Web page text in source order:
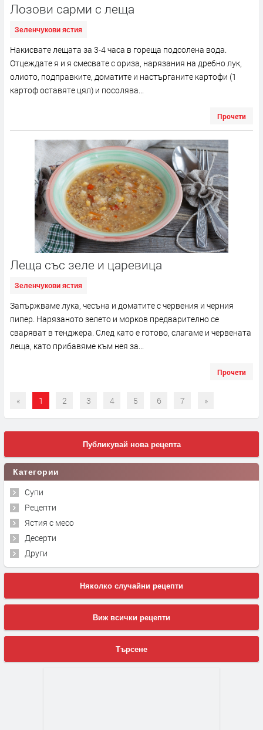
Лозови сарми с леща
Зеленчукови ястия
Накисвате лещата за 3-4 часа в гореща подсолена вода.
Отцеждате я и я смесвате с ориза, нарязания на дребно лук,
олиото, подправките, доматите и настърганите картофи (1
картоф оставяте цял) и посолява...
Прочети
Леща със зеле и царевица
Зеленчукови ястия
Запържваме лука, чесъна и доматите с червения и черния
пипер. Нарязаното зелето и морков предварително се
сваряват в тенджера. След като е готово, слагаме и червената
леща, като прибавяме към нея за...
Прочети
« 1 2 3 4 5 6 7 »
Публикувай нова рецепта
Категории
Супи
Рецепти
Ястия с месо
Десерти
Други
Няколко случайни рецепти
Виж всички рецепти
Търсене